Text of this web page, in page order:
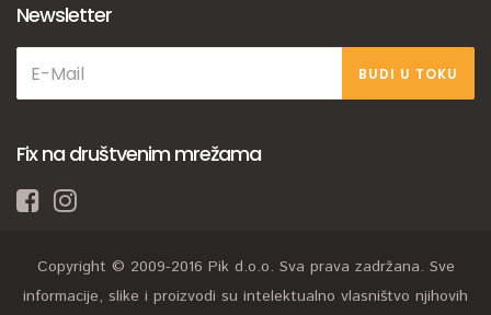
Newsletter
BUDI U TOKU
Fix na društvenim mrežama
Copyright © 2009-2016 Pik d.o.o. Sva prava zadržana. Sve
informacije, slike i proizvodi su intelektualno vlasništvo njihovih